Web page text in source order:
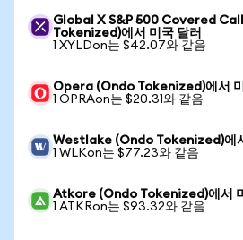
Global X S&P 500 Covered
Tokenized)에서 미국 달러
1 XYLDon는 $42.07와 같음
Opera (Ondo Tokenized)에서
1 OPRAon는 $20.31와 같음
Westlake (Ondo Tokenized)에
1 WLKon는 $77.23와 같음
Atkore (Ondo Tokenized)에서
1 ATKRon는 $93.32와 같음